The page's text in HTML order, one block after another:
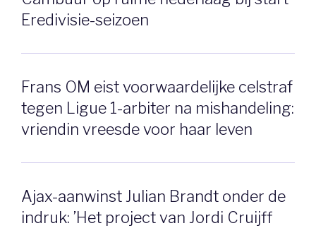
Eredivisie-seizoen
Frans OM eist voorwaardelijke celstraf
tegen Ligue 1-arbiter na mishandeling:
vriendin vreesde voor haar leven
Ajax-aanwinst Julian Brandt onder de
indruk: ’Het project van Jordi Cruijff